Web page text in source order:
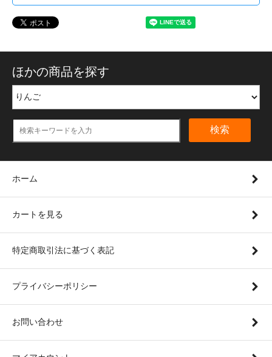
ほかの商品を探す
検索
ホーム
カートを見る
特定商取引法に基づく表記
プライバシーポリシー
お問い合わせ